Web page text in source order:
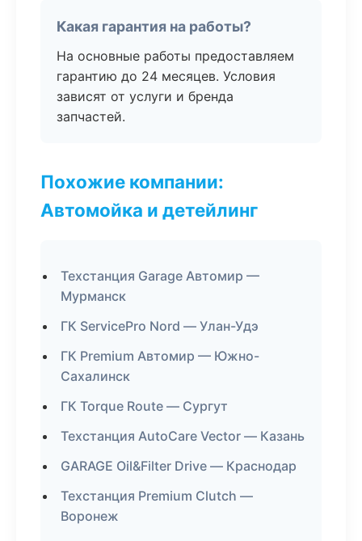
Какая гарантия на работы?
На основные работы предоставляем
гарантию до 24 месяцев. Условия
зависят от услуги и бренда
запчастей.
Похожие компании:
Автомойка и детейлинг
Техстанция Garage Автомир —
Мурманск
ГК ServicePro Nord — Улан-Удэ
ГК Premium Автомир — Южно-
Сахалинск
ГК Torque Route — Сургут
Техстанция AutoCare Vector — Казань
GARAGE Oil&Filter Drive — Краснодар
Техстанция Premium Clutch —
Воронеж